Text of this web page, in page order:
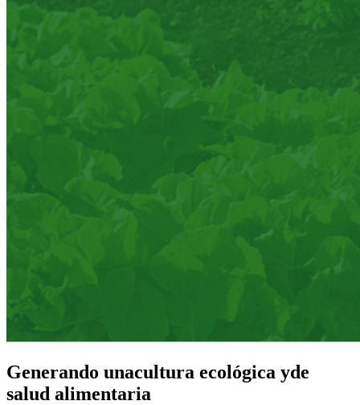
Generando unacultura ecológica yde
salud alimentaria